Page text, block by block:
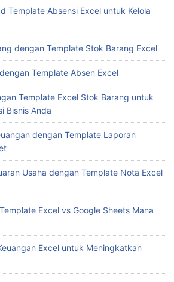
Usaha dengan Template Nota Excel
Excel vs Google Sheets Mana
Cepat
dengan Template Excel Laporan
Keuangan Terbaik Dengan Free